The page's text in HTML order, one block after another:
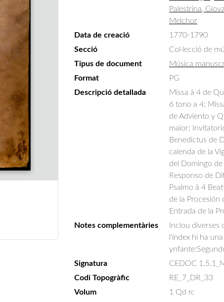
Palestrina,
Melchor
Data de creació
1770-1790
Secció
Col·lecció de
Tipus de document
Música
Format
PG
Descripció detallada
Missa â 4 de
6 tono a 4;
de Adviento y
maior;
Benedictus de
calenda de la
del Domingo
Responso de
Psalmo â 4
de la Procesión
Entrada de la
Notes complementàries
Inclou diverses
l'índex hi ha
Signatura
CEDOC
Codi Topogràfic
RE_7_DR_33
Volum
1 Qd rc